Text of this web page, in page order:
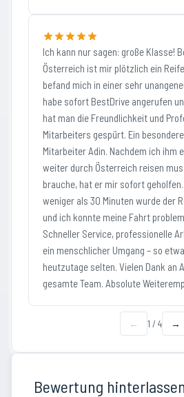
Ich kann nur sagen: große Klasse!
Österreich ist mir plötzlich ein
befand mich in einer sehr
habe sofort BestDrive angerufen
hat man die Freundlichkeit und
Mitarbeiters gespürt. Ein
Mitarbeiter Adin. Nachdem ich ihm
weiter durch Österreich reisen
brauche, hat er mir sofort
weniger als 30 Minuten wurde der
und ich konnte meine Fahrt
Schneller Service, professionelle
ein menschlicher Umgang – so
heutzutage selten. Vielen Dank an
gesamte Team. Absolute
← 1 / 4 →
Bewertung hinterlassen